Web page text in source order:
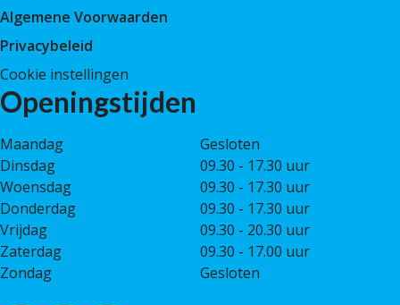
Algemene Voorwaarden
Privacybeleid
Cookie instellingen
Openingstijden
Maandag
Gesloten
Dinsdag
09.30 - 17.30 uur
Woensdag
09.30 - 17.30 uur
Donderdag
09.30 - 17.30 uur
Vrijdag
09.30 - 20.30 uur
Zaterdag
09.30 - 17.00 uur
Zondag
Gesloten